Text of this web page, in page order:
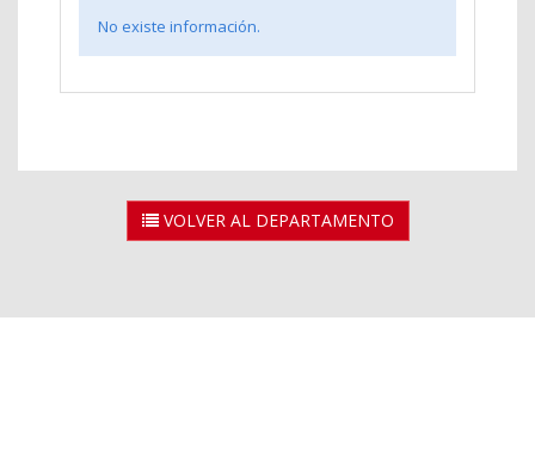
No existe información.
VOLVER AL DEPARTAMENTO